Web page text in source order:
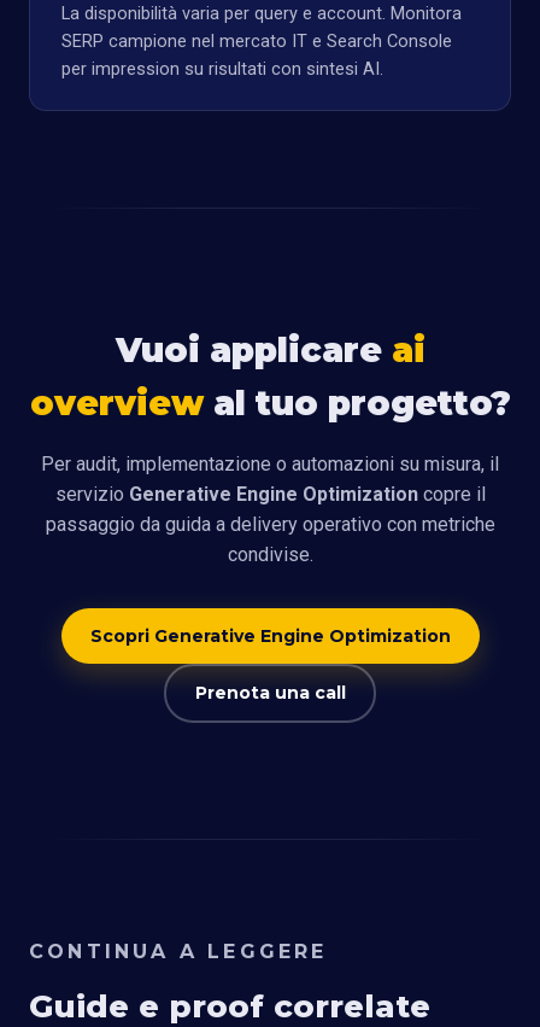
La disponibilità varia per query e account. Monitora
SERP campione nel mercato IT e Search Console
per impression su risultati con sintesi AI.
Vuoi applicare ai
overviewal tuo progetto?
Per audit, implementazione o automazioni su misura, il
servizio Generative Engine Optimizationcopre il
passaggio da guida a delivery operativo con metriche
condivise.
Scopri Generative Engine Optimization
Prenota una call
CONTINUA A LEGGERE
Guide e proof correlate